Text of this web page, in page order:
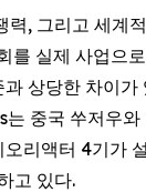
, 그리고 세계
실제 사업
상당한 차이
중국 쑤저우
리액터 4기가
고 있다.